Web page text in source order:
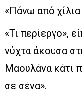
«Πάνω από
«Τι περίεργο»,
νύχτα άκουσα
Μαουλάνα κάτι
σε σένα».